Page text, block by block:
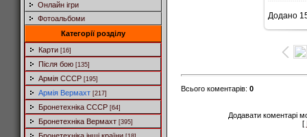
Онлайн ігри
Фотоальбоми
Категорії розділу
Карти [16]
Після бою [135]
Армія СССР [195]
Армія Вермахт [217]
Бронетехніка СССР [64]
Бронетехніка Вермахт [395]
Додано
Всього коментарів: 0
Додавати коментарі
[